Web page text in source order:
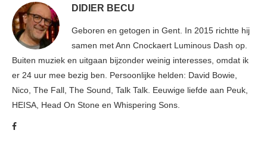
DIDIER BECU
Geboren en getogen in Gent. In 2015 richtte hij
samen met Ann Cnockaert Luminous Dash op.
Buiten muziek en uitgaan bijzonder weinig interesses, omdat ik
er 24 uur mee bezig ben. Persoonlijke helden: David Bowie,
Nico, The Fall, The Sound, Talk Talk. Eeuwige liefde aan Peuk,
HEISA, Head On Stone en Whispering Sons.